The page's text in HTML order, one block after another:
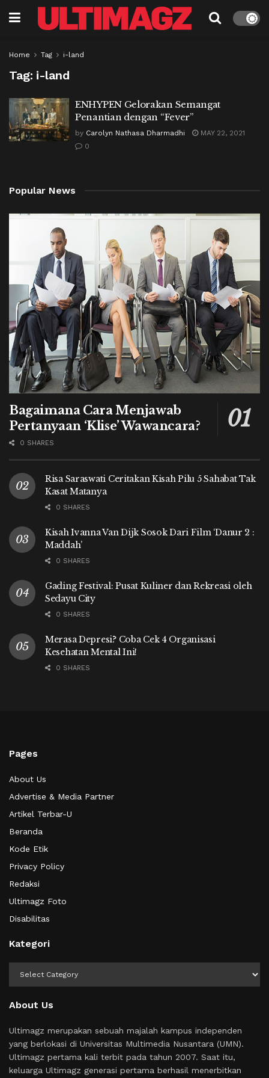
Home Tag i-land
Tag: i-land
ENHYPEN Gelorakan Semangat
Penantian dengan “Fever”
by Carolyn Nathasa Dharmadhi
MAY 22, 2021
0
Popular News
Bagaimana Cara Menjawab
Pertanyaan ‘Klise’ Wawancara?
0 SHARES
Risa Saraswati Ceritakan Kisah Pilu 5 Sahabat Tak
Kasat Matanya
0 SHARES
Kisah Ivanna Van Dijk Sosok Dari Film ‘Danur 2 :
Maddah’
0 SHARES
Gading Festival: Pusat Kuliner dan Rekreasi oleh
Sedayu City
0 SHARES
Merasa Depresi? Coba Cek 4 Organisasi
Kesehatan Mental Ini!
0 SHARES
Pages
About Us
Advertise & Media Partner
Artikel Terbar-U
Beranda
Kode Etik
Privacy Policy
Redaksi
Ultimagz Foto
Disabilitas
Kategori
About Us
Ultimagz merupakan sebuah majalah kampus independen
yang berlokasi di Universitas Multimedia Nusantara (UMN).
Ultimagz pertama kali terbit pada tahun 2007. Saat itu,
keluarga Ultimagz generasi pertama berhasil menerbitkan